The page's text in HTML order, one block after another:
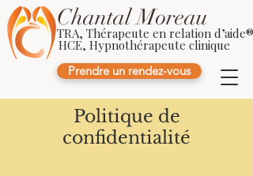
Chantal Moreau
TRA, Thérapeute en relation d’aide®
HCE, Hypnothérapeute clinique
Prendre un rendez-vous
Politique de
confidentialité